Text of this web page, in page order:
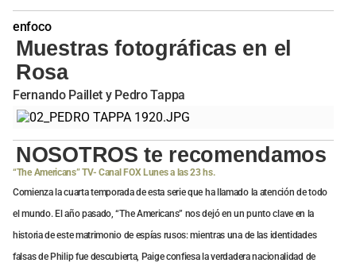
enfoco
Muestras fotográficas en el
Rosa
Fernando Paillet y Pedro Tappa
NOSOTROS te recomendamos
“The Americans” TV- Canal FOX Lunes a las 23 hs.
Comienza la cuarta temporada de esta serie que ha llamado la atención de todo
el mundo. El año pasado, “The Americans” nos dejó en un punto clave en la
historia de este matrimonio de espías rusos: mientras una de las identidades
falsas de Philip fue descubierta, Paige confiesa la verdadera nacionalidad de